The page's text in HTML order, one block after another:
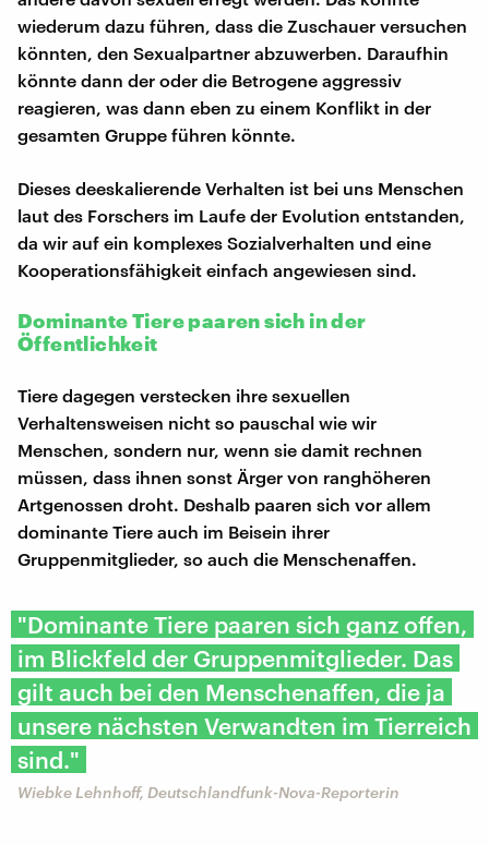
wiederum dazu führen, dass die Zuschauer versuchen
könnten, den Sexualpartner abzuwerben. Daraufhin
könnte dann der oder die Betrogene aggressiv
reagieren, was dann eben zu einem Konflikt in der
gesamten Gruppe führen könnte.
Dieses deeskalierende Verhalten ist bei uns Menschen
laut des Forschers im Laufe der Evolution entstanden,
da wir auf ein komplexes Sozialverhalten und eine
Kooperationsfähigkeit einfach angewiesen sind.
Dominante Tiere paaren sich in der
Öffentlichkeit
Tiere dagegen verstecken ihre sexuellen
Verhaltensweisen nicht so pauschal wie wir
Menschen, sondern nur, wenn sie damit rechnen
müssen, dass ihnen sonst Ärger von ranghöheren
Artgenossen droht. Deshalb paaren sich vor allem
dominante Tiere auch im Beisein ihrer
Gruppenmitglieder, so auch die Menschenaffen.
"Dominante Tiere paaren sich ganz offen,
im Blickfeld der Gruppenmitglieder. Das
gilt auch bei den Menschenaffen, die ja
unsere nächsten Verwandten im Tierreich
sind."
Wiebke Lehnhoff, Deutschlandfunk-Nova-Reporterin